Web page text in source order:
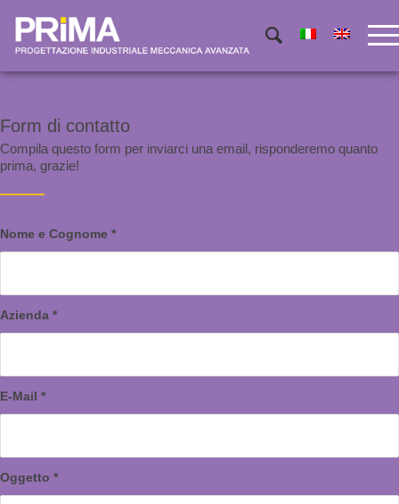
Form di contatto
Compila questo form per inviarci una email, risponderemo quanto
prima, grazie!
Nome e Cognome *
Azienda *
E-Mail *
Oggetto *